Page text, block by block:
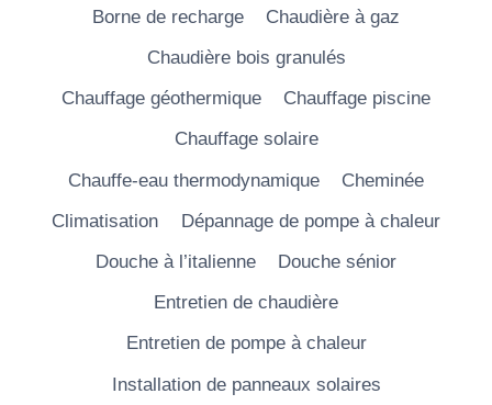
Borne de recharge
Chaudière à gaz
Chaudière bois granulés
Chauffage géothermique
Chauffage piscine
Chauffage solaire
Chauffe-eau thermodynamique
Cheminée
Climatisation
Dépannage de pompe à chaleur
Douche à l’italienne
Douche sénior
Entretien de chaudière
Entretien de pompe à chaleur
Installation de panneaux solaires